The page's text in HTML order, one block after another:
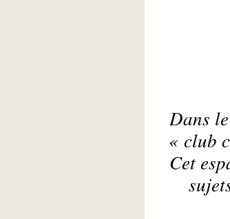
Dans
« club
Cet